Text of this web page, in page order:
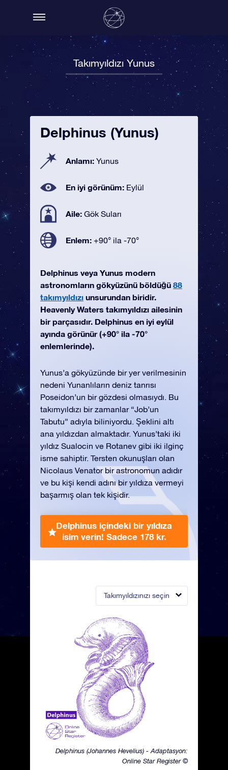
Takımyıldızı Yunus
Takımyıldızınızı seçin
Delphinus (Johannes Hevelius) - Adaptasyon:
Online Star Register ©
Delphinus (Yunus)
Anlamı: Yunus
En iyi görünüm: Eylül
Aile: Gök Suları
Enlem: +90° ila -70°
Delphinus veya Yunus modern
astronomların gökyüzünü böldüğü 88
takımyıldızı unsurundan biridir.
Heavenly Waters takımyıldızı ailesinin
bir parçasıdır. Delphinus en iyi eylül
ayında görünür (+90° ila -70°
enlemlerinde).
Yunus’a gökyüzünde bir yer verilmesinin
nedeni Yunanlıların deniz tanrısı
Poseidon’un bir gözdesi olmasıydı. Bu
takımyıldızı bir zamanlar “Job’un
Tabutu” adıyla biliniyordu. Şeklini altı
ana yıldızdan almaktadır. Yunus’taki iki
yıldız Sualocin ve Rotanev gibi iki ilginç
isme sahiptir. Tersten okunuşları olan
Nicolaus Venator bir astronomun adıdır
ve bu kişi kendi adını bir yıldıza vermeyi
başarmış olan tek kişidir.
Delphinus içindeki bir yıldıza
isim verin! Sadece 178 kr.